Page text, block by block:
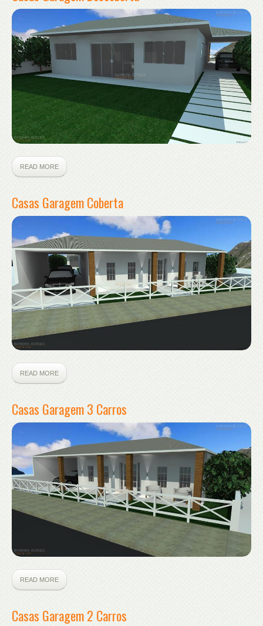
READ MORE
Casas Garagem Coberta
READ MORE
Casas Garagem 3 Carros
READ MORE
Casas Garagem 2 Carros